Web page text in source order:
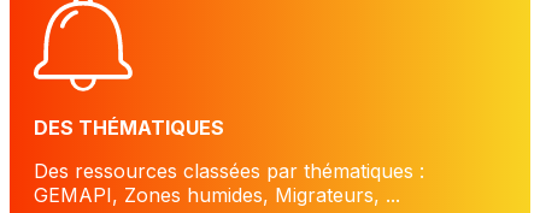
DES THÉMATIQUES
Des ressources classées par thématiques :
GEMAPI, Zones humides, Migrateurs, ...